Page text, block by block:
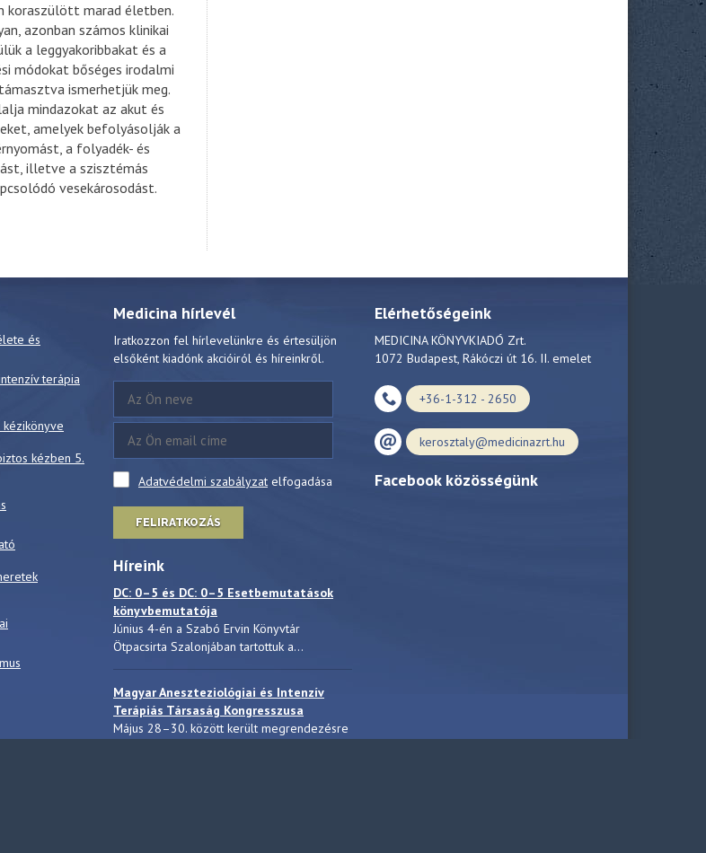
koraszülött marad életben.
azonban számos klinikai
a leggyakoribbakat és a
módokat bőséges irodalmi
ismerhetjük meg.
mindazokat az akut és
amelyek befolyásolják a
a folyadék- és
illetve a szisztémás
vesekárosodást.
és
terápia
kézben 5.
Medicina hírlevél
Iratkozzon fel hírlevelünkre és értesüljön
elsőként kiadónk akcióiról és híreinkről.
Adatvédelmi szabályzat elfogadása
FELIRATKOZÁS
Híreink
DC: 0–5 és DC: 0–5 Esetbemutatások
könyvbemutatója
Június 4-én a Szabó Ervin Könyvtár
Ötpacsirta Szalonjában tartottuk a...
Magyar Aneszteziológiai és Intenzív
Terápiás Társaság Kongresszusa
Május 28–30. között került megrendezésre
Elérhetőségeink
MEDICINA KÖNYVKIADÓ Zrt.
1072 Budapest, Rákóczi út 16. II. emelet
+36-1-312 - 2650
kerosztaly@medicinazrt.hu
Facebook közösségünk